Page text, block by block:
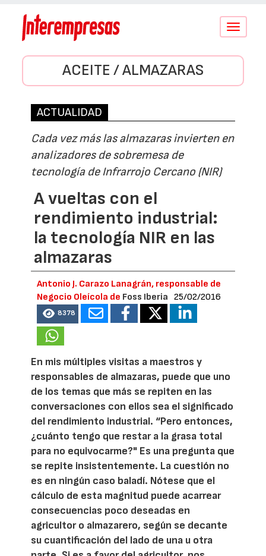
Conmutar
ACEITE / ALMAZARAS
ACTUALIDAD
Cada vez más las almazaras invierten en
analizadores de sobremesa de
tecnología de Infrarrojo Cercano (NIR)
A vueltas con el
rendimiento industrial:
la tecnología NIR en las
almazaras
Antonio J. Carazo Lanagrán, responsable de
Negocio Oleícola de Foss Iberia 25/02/2016
8378
En mis múltiples visitas a maestros y
responsables de almazaras, puede que uno
de los temas que más se repiten en las
conversaciones con ellos sea el significado
del rendimiento industrial. “Pero entonces,
¿cuánto tengo que restar a la grasa total
para no equivocarme?" Es una pregunta que
se repite insistentemente. La cuestión no
es en ningún caso baladí. Nótese que el
cálculo de esta magnitud puede acarrear
consecuencias poco deseadas en
agricultor o almazarero, según se decante
su cuantificación del lado de una u otra